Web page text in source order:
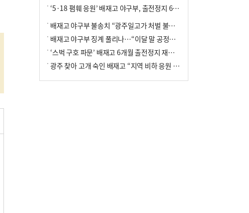
‘5·18 폄훼 응원’ 배재고 야구부, 출전정지 6개월→1개월 감경
배재고 야구부 불송치 “광주일고가 처벌 불원 의사 표해”
배재고 야구부 징계 풀리나…“이달 말 공정위서 재심의”
‘스벅 구호 파문’ 배재고 6개월 출전정지 재심 신청키로
광주 찾아 고개 숙인 배재고 “지역 비하 응원 잘못”(종합)